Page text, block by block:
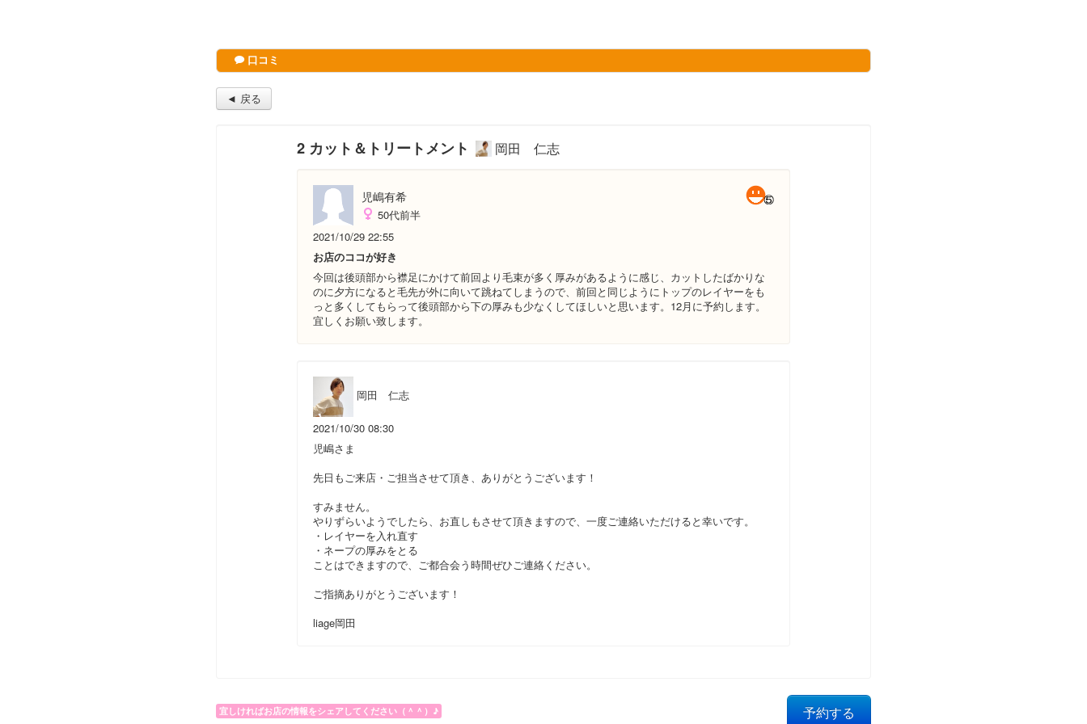
口コミ
◄ 戻る
2 カット＆トリートメント 岡田 仁志
児嶋有希
50代前半
2021/10/29 22:55
お店のココが好き
今回は後頭部から襟足にかけて前回より毛束が多く厚みがあるように感じ、カットしたばかりな
のに夕方になると毛先が外に向いて跳ねてしまうので、前回と同じようにトップのレイヤーをも
っと多くしてもらって後頭部から下の厚みも少なくしてほしいと思います。12月に予約します。
宜しくお願い致します。
岡田 仁志
2021/10/30 08:30
児嶋さま
先日もご来店・ご担当させて頂き、ありがとうございます！
すみません。
やりずらいようでしたら、お直しもさせて頂きますので、一度ご連絡いただけると幸いです。
・レイヤーを入れ直す
・ネープの厚みをとる
ことはできますので、ご都合会う時間ぜひご連絡ください。
ご指摘ありがとうございます！
liage岡田
予約する
宜しければお店の情報をシェアしてください（＾＾）♪